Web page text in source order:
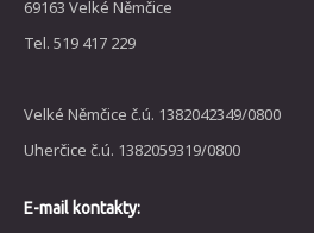
69163 Velké Němčice
Tel. 519 417 229
Velké Němčice č.ú. 1382042349/0800
Uherčice č.ú. 1382059319/0800
E-mail kontakty: